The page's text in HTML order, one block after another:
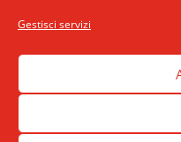
Gestisci servizi
accessibilita
Modalità Lettura
Guida Lettura